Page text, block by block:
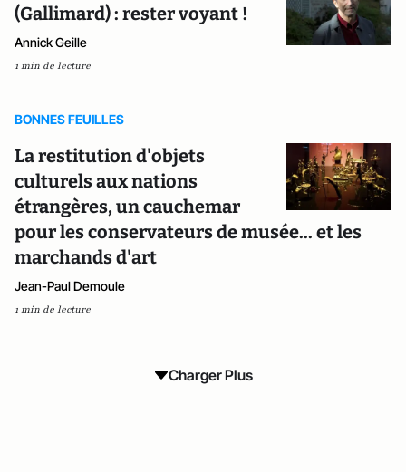
(Gallimard) : rester voyant !
Annick Geille
1 min de lecture
BONNES FEUILLES
La restitution d'objets
culturels aux nations
étrangères, un cauchemar
pour les conservateurs de musée... et les
marchands d'art
Jean-Paul Demoule
1 min de lecture
Charger Plus